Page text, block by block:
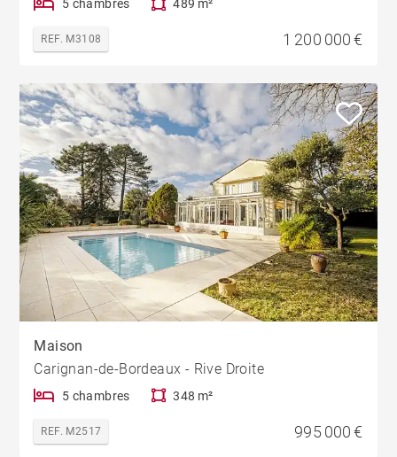
5 chambres 489 m²
REF. M3108 1 200 000 €
Maison
Carignan-de-Bordeaux - Rive Droite
5 chambres 348 m²
REF. M2517 995 000 €